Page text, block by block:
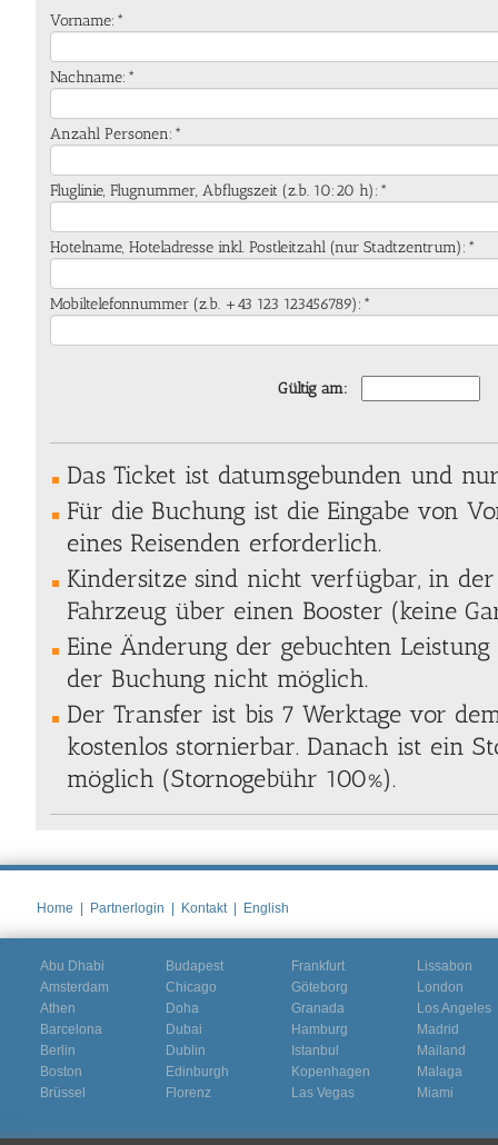
Vorname:*
Nachname:*
Anzahl Personen:*
Fluglinie, Flugnummer, Abflugszeit (z.b. 10:20 h):*
Hotelname, Hoteladresse inkl. Postleitzahl (nur Stadtzentrum):*
Mobiltelefonnummer (z.b. +43 123 123456789):*
Gültig am:
Das Ticket ist datumsgebunden und
Für die Buchung ist die Eingabe von
eines Reisenden erforderlich.
Kindersitze sind nicht verfügbar, in
Fahrzeug über einen Booster (keine
Eine Änderung der gebuchten
der Buchung nicht möglich.
Der Transfer ist bis 7 Werktage vor
kostenlos stornierbar. Danach ist ein
möglich (Stornogebühr 100%).
Home | Partnerlogin | Kontakt | English
Abu Dhabi
Amsterdam
Athen
Barcelona
Berlin
Boston
Brüssel
Budapest
Chicago
Doha
Dubai
Dublin
Edinburgh
Florenz
Frankfurt
Göteborg
Granada
Hamburg
Istanbul
Kopenhagen
Las Vegas
Lissabon
London
Los Angeles
Madrid
Mailand
Malaga
Miami